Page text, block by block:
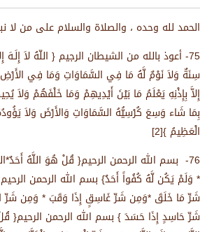
الحمد لله وحده ، والصلاة والسلام على من لا
75- أعوذ بالله من الشيطان الرجيم { اللّهُ لاَ
سِنَةٌ وَلاَ نَوْمٌ لَّهُ مَا فِي السَّمَاوَاتِ وَمَا فِي
إِلاَّ بِإِذْنِهِ يَعْلَمُ مَا بَيْنَ أَيْدِيهِمْ وَمَا خَلْفَهُمْ وَلاَ
بِمَا شَاء وَسِعَ كُرْسِيُّهُ السَّمَاوَاتِ وَالأَرْضَ وَلاَ
الْعَظِيمُ }[2]
76- بسم الله الرحمن الرحيم{ قُلْ هُوَ اللَّهُ
* وَلَمْ يَكُن لَّهُ كُفُواً أَحَدٌ} بسم الله الرحمن
شَرِّ مَا خَلَقَ *وَمِن شَرِّ غَاسِقٍ إِذَا وَقَبَ * وَمِن شَرِّ
شَرِّ حَاسِدٍ إِذَا حَسَدَ } بسم الله الرحمن الرحيم{